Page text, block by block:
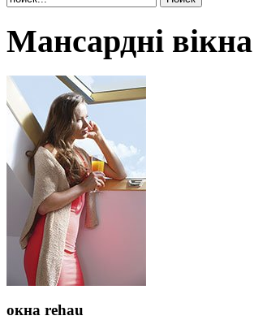
Мансардні вікна
окна rehau